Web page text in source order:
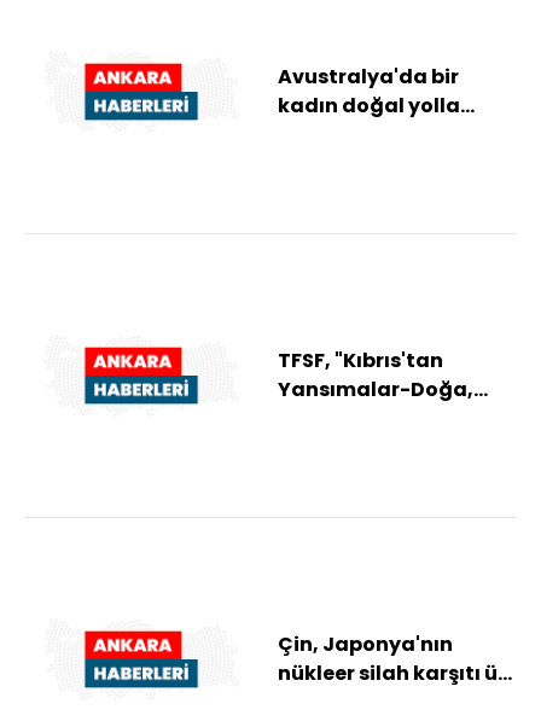
Avustralya'da bir
kadın doğal yolla
TFSF, "Kıbrıs'tan
Yansımalar-Doğa,
Çin, Japonya'nın
nükleer silah karşıtı üç